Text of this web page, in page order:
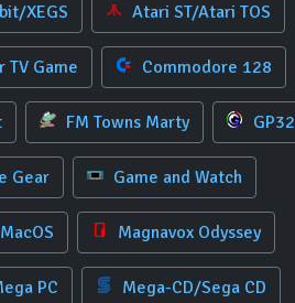
XEGS Atari ST/Atari TOS
Game Commodore 128
FM Towns Marty GP32
Gear Game and Watch
Magnavox Odyssey
PC Mega-CD/Sega CD